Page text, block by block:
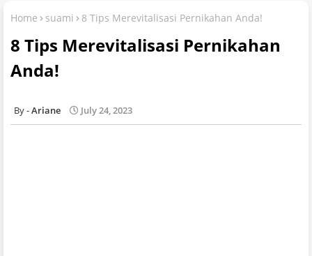
Home suami 8 Tips Merevitalisasi Pernikahan Anda!
8 Tips Merevitalisasi Pernikahan
Anda!
Ariane July 24, 2023